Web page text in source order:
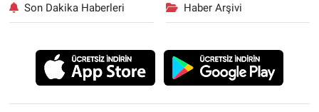
Son Dakika Haberleri Haber Arşivi